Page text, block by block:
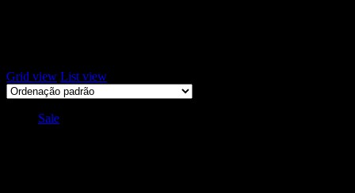
Grid view List view
Sale